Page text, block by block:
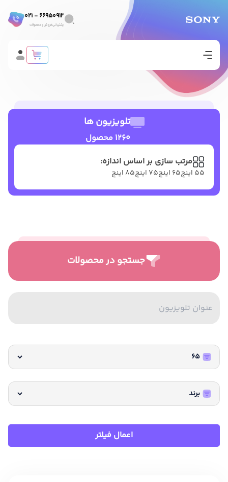
66950912 - 021
پشتیبانی فروش و محصولات
تلویزیون ها
1260 محصول
مرتب سازی بر اساس اندازه:
۵۵ اینج ۶۵ اینچ ۷۵ اینچ ۸۵ اینچ
جستجو در محصولات
اعمال فیلتر